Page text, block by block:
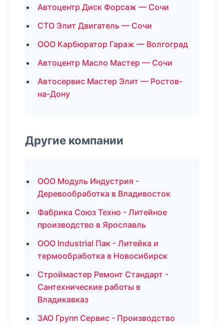
Автоцентр Диск Форсаж — Сочи
СТО Элит Двигатель — Сочи
ООО Карбюратор Гараж — Волгоград
Автоцентр Масло Мастер — Сочи
Автосервис Мастер Элит — Ростов-
на-Дону
Другие компании
ООО Модуль Индустрия -
Деревообработка в Владивосток
Фабрика Союз Техно - Литейное
производство в Ярославль
ООО Industrial Пак - Литейка и
термообработка в Новосибирск
Строймастер Ремонт Стандарт -
Сантехнические работы в
Владикавказ
ЗАО Групп Сервис - Производство